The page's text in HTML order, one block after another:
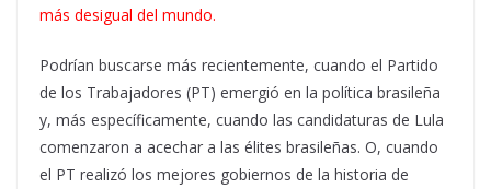
más desigual del mundo.
Podrían buscarse más recientemente, cuando el Partido
de los Trabajadores (PT) emergió en la política brasileña
y, más específicamente, cuando las candidaturas de Lula
comenzaron a acechar a las élites brasileñas. O, cuando
el PT realizó los mejores gobiernos de la historia de